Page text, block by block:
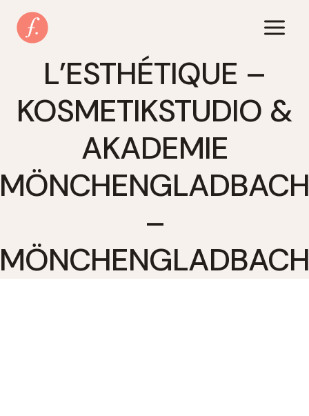
Inhalt
springen
L’ESTHÉTIQUE –
KOSMETIKSTUDIO &
AKADEMIE
MÖNCHENGLADBACH
–
MÖNCHENGLADBACH